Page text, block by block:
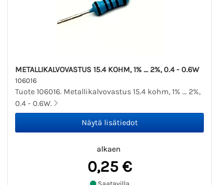
METALLIKALVOVASTUS 15.4 KOHM, 1% ... 2%, 0.4 - 0.6W
106016
Tuote 106016. Metallikalvovastus 15.4 kohm, 1% ... 2%,
0.4 - 0.6W.
alkaen
0,25 €